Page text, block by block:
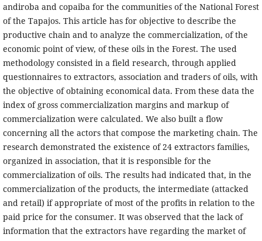
andiroba and copaiba for the communities of the National Forest
of the Tapajos. This article has for objective to describe the
productive chain and to analyze the commercialization, of the
economic point of view, of these oils in the Forest. The used
methodology consisted in a field research, through applied
questionnaires to extractors, association and traders of oils, with
the objective of obtaining economical data. From these data the
index of gross commercialization margins and markup of
commercialization were calculated. We also built a flow
concerning all the actors that compose the marketing chain. The
research demonstrated the existence of 24 extractors families,
organized in association, that it is responsible for the
commercialization of oils. The results had indicated that, in the
commercialization of the products, the intermediate (attacked
and retail) if appropriate of most of the profits in relation to the
paid price for the consumer. It was observed that the lack of
information that the extractors have regarding the market of